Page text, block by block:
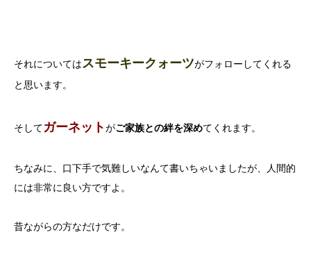
それについてはスモーキークォーツがフォローしてくれる
と思います。
そして ガーネット がご家族との絆を深めてくれます。
ちなみに、口下手で気難しいなんて書いちゃいましたが、人間的
には非常に良い方ですよ。
昔ながらの方なだけです。